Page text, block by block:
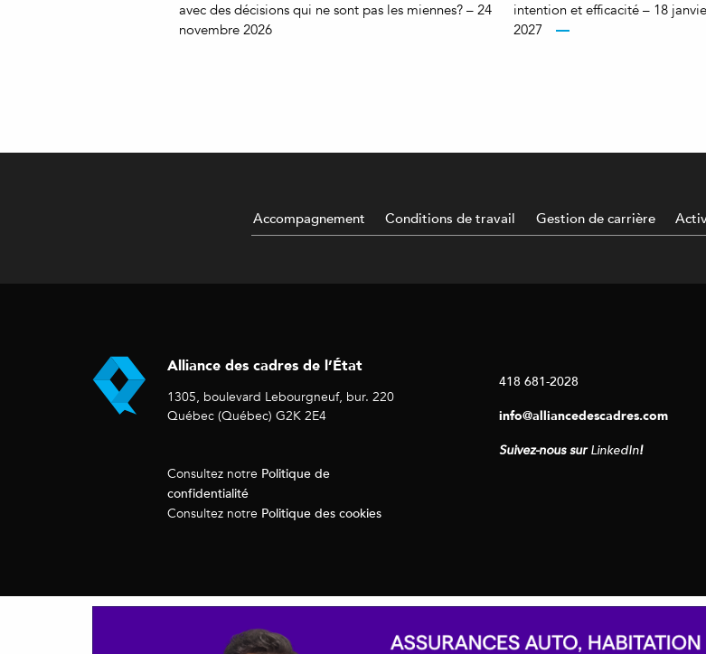
avec des décisions qui ne sont pas les miennes? – 24
novembre 2026
intention et efficacité – 18
2027
Accompagnement Conditions de travail Gestion de carrière
Alliance des cadres de l’État
1305, boulevard Lebourgneuf, bur. 220
Québec (Québec) G2K 2E4
Consultez notre Politique de
confidentialité
Consultez notre Politique des cookies
418 681-2028
info@alliancedescadres.com
Suivez-nous surLinkedIn!